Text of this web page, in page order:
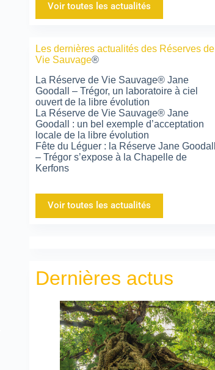
Voir toutes les actualités
Les dernières actualités des Réserves de
Vie Sauvage®
La Réserve de Vie Sauvage® Jane
Goodall – Trégor, un laboratoire à ciel
ouvert de la libre évolution
La Réserve de Vie Sauvage® Jane
Goodall : un bel exemple d’acceptation
locale de la libre évolution
Fête du Léguer : la Réserve Jane Goodall
– Trégor s’expose à la Chapelle de
Kerfons
Voir toutes les actualités
Dernières actus